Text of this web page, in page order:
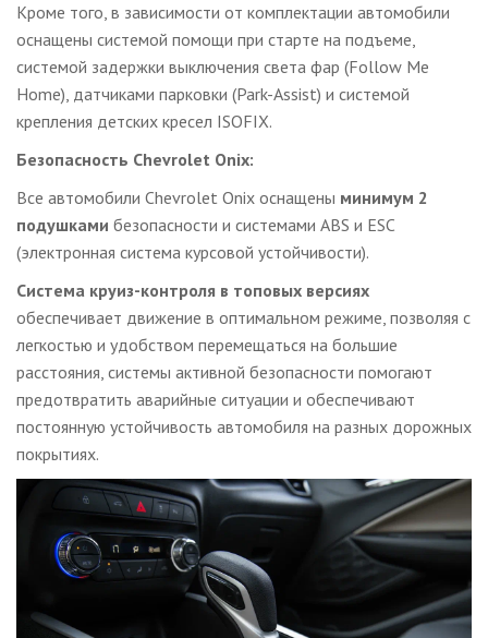
Кроме того, в зависимости от комплектации автомобили
оснащены системой помощи при старте на подъеме,
системой задержки выключения света фар (Follow Me
Home), датчиками парковки (Park-Assist) и системой
крепления детских кресел ISOFIX.
Безопасность Chevrolet Onix:
Все автомобили Chevrolet Onix оснащены минимум 2
подушками безопасности и системами ABS и ESC
(электронная система курсовой устойчивости).
Система круиз-контроля в топовых версиях
обеспечивает движение в оптимальном режиме, позволяя с
легкостью и удобством перемещаться на большие
расстояния, системы активной безопасности помогают
предотвратить аварийные ситуации и обеспечивают
постоянную устойчивость автомобиля на разных дорожных
покрытиях.